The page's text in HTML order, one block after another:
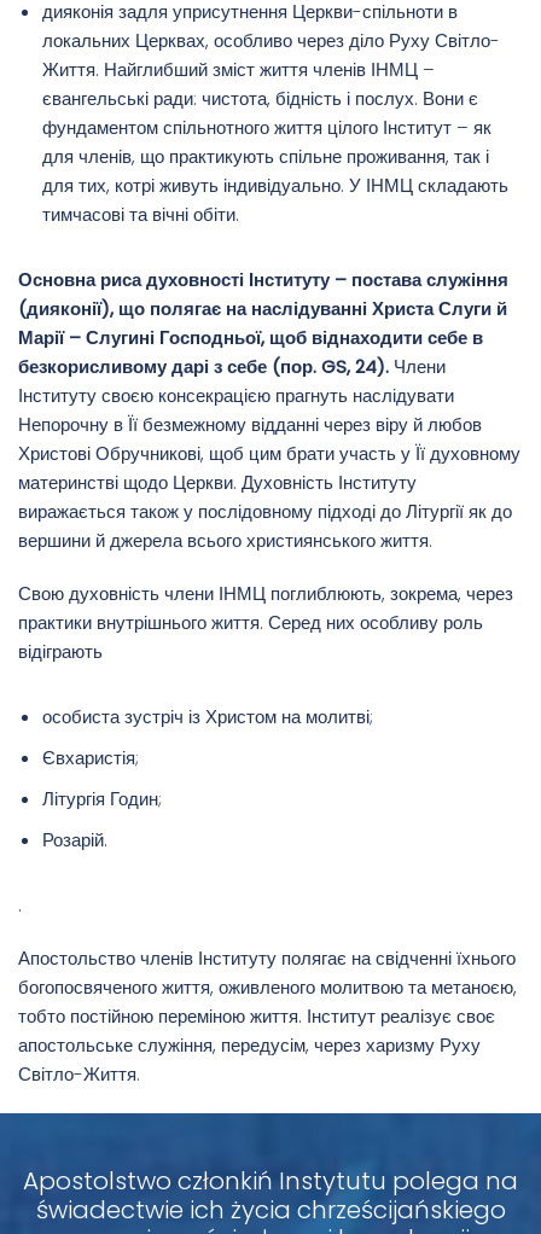
дияконія задля уприсутнення Церкви-спільноти в
локальних Церквах, особливо через діло Руху Світло-
Життя. Найглибший зміст життя членів ІНМЦ –
євангельські ради: чистота, бідність і послух. Вони є
фундаментом спільнотного життя цілого Інститут – як
для членів, що практикують спільне проживання, так і
для тих, котрі живуть індивідуально. У ІНМЦ складають
тимчасові та вічні обіти.
Основна риса духовності Інституту – постава служіння
(дияконії), що полягає на наслідуванні Христа Слуги й
Марії – Слугині Господньої, щоб віднаходити себе в
безкорисливому дарі з себе (пор. GS, 24). Члени
Інституту своєю консекрацією прагнуть наслідувати
Непорочну в Її безмежному відданні через віру й любов
Христові Обручникові, щоб цим брати участь у Її духовному
материнстві щодо Церкви. Духовність Інституту
виражається також у послідовному підході до Літургії як до
вершини й джерела всього християнського життя.
Свою духовність члени ІНМЦ поглиблюють, зокрема, через
практики внутрішнього життя. Серед них особливу роль
відіграють
особиста зустріч із Христом на молитві;
Євхаристія;
Літургія Годин;
Розарій.
.
Апостольство членів Інституту полягає на свідченні їхнього
богопосвяченого життя, оживленого молитвою та метаноєю,
тобто постійною переміною життя. Інститут реалізує своє
апостольське служіння, передусім, через харизму Руху
Світло-Життя.
Apostolstwo członkiń Instytutu polega na
świadectwie ich życia chrześcijańskiego